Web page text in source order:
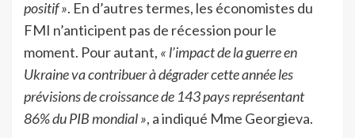
positif ». En d’autres termes, les économistes du
FMI n’anticipent pas de récession pour le
moment. Pour autant, « l’impact de la guerre en
Ukraine va contribuer à dégrader cette année les
prévisions de croissance de 143 pays représentant
86% du PIB mondial », a indiqué Mme Georgieva.